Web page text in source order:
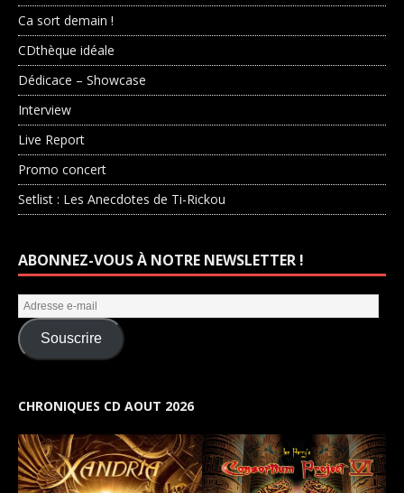
Ca sort demain !
CDthèque idéale
Dédicace – Showcase
Interview
Live Report
Promo concert
Setlist : Les Anecdotes de Ti-Rickou
ABONNEZ-VOUS À NOTRE NEWSLETTER !
Souscrire
CHRONIQUES CD AOUT 2026